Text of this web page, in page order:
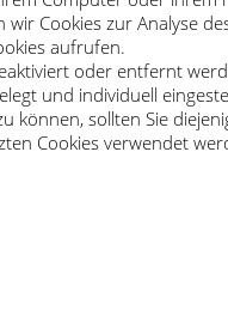
Cookies zur Analyse
aufrufen.
oder entfernt
und individuell
sollten Sie
Cookies verwendet